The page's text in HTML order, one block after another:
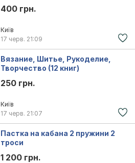
400 грн.
Київ
17 черв. 21:09
Вязание, Шитье, Рукоделие,
Творчество (12 книг)
250 грн.
Київ
17 черв. 21:07
Пастка на кабана 2 пружини 2
троси
1 200 грн.